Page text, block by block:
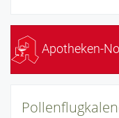
Apotheken-